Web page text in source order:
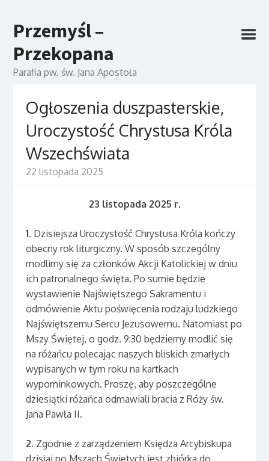
Przemyśl –
Przekopana
Parafia pw. św. Jana Apostoła
Ogłoszenia duszpasterskie,
Uroczystość Chrystusa Króla
Wszechświata
22 listopada 2025
23 listopada 2025 r.
1. Dzisiejsza Uroczystość Chrystusa Króla kończy
obecny rok liturgiczny. W sposób szczególny
modlimy się za członków Akcji Katolickiej w dniu
ich patronalnego święta. Po sumie będzie
wystawienie Najświętszego Sakramentu i
odmówienie Aktu poświęcenia rodzaju ludzkiego
Najświętszemu Sercu Jezusowemu. Natomiast po
Mszy Świętej, o godz. 9:30 będziemy modlić się
na różańcu polecając naszych bliskich zmarłych
wypisanych w tym roku na kartkach
wypominkowych. Proszę, aby poszczególne
dziesiątki różańca odmawiali bracia z Róży św.
Jana Pawła II.
2. Zgodnie z zarządzeniem Księdza Arcybiskupa